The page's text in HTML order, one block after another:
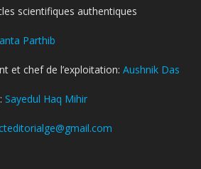
scientifiques authentiques
Parthib
et chef de l’exploitation: Aushnik Das
Sayedul Haq Mihir